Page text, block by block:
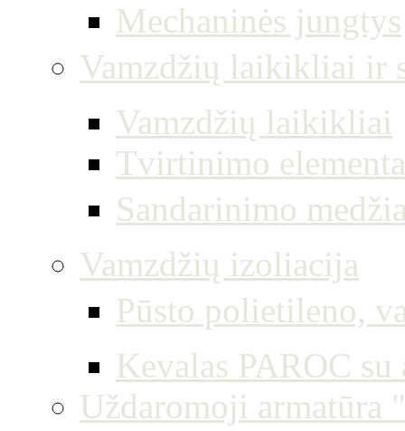
Mechaninės jungtys
Vamzdžių laikikliai ir
Vamzdžių laikikliai
Tvirtinimo
Sandarinimo
Vamzdžių izoliacija
Pūsto polietileno,
Kevalas PAROC
Uždaromoji